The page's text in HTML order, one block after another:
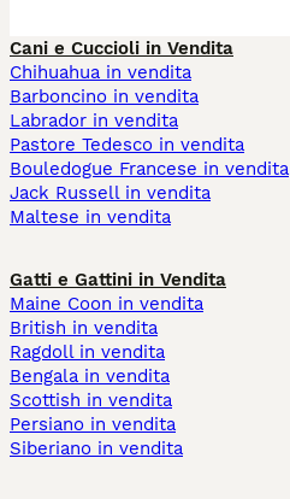
Cani e Cuccioli in Vendita
Chihuahua in vendita
Barboncino in vendita
Labrador in vendita
Pastore Tedesco in vendita
Bouledogue Francese in vendita
Jack Russell in vendita
Maltese in vendita
Gatti e Gattini in Vendita
Maine Coon in vendita
British in vendita
Ragdoll in vendita
Bengala in vendita
Scottish in vendita
Persiano in vendita
Siberiano in vendita